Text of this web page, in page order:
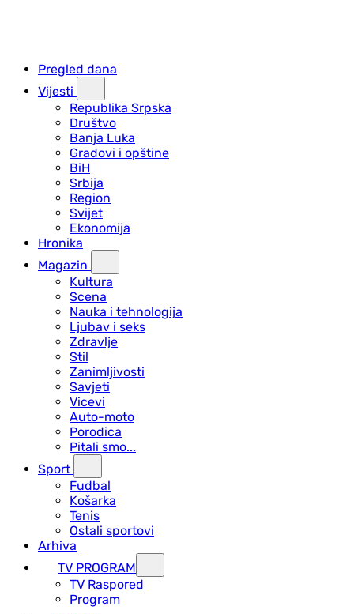
Pregled dana
Vijesti
Republika Srpska
Društvo
Banja Luka
Gradovi i opštine
BiH
Srbija
Region
Svijet
Ekonomija
Hronika
Magazin
Kultura
Scena
Nauka i tehnologija
Ljubav i seks
Zdravlje
Stil
Zanimljivosti
Savjeti
Vicevi
Auto-moto
Porodica
Pitali smo...
Sport
Fudbal
Košarka
Tenis
Ostali sportovi
Arhiva
TV PROGRAM
ТV Raspored
Program